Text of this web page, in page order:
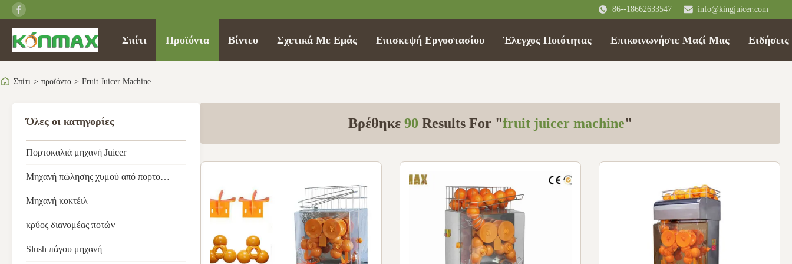
86--18662633547 info@kingjuicer.com
Σπίτι Προϊόντα Βίντεο Σχετικά Με Εμάς Επισκεψή Εργοστασίου Έλεγχος Ποιότητας Επικοινωνήστε Μαζί Μας Ειδήσεις
Σπίτι > προϊόντα > Fruit Juicer Machine
Όλες οι κατηγορίες
Πορτοκαλιά μηχανή Juicer
Μηχανή πώλησης χυμού από πορτοκάλι
Μηχανή κοκτέιλ
κρύος διανομέας ποτών
Slush πάγου μηχανή
Βρέθηκε 90 Results For "fruit juicer machine"